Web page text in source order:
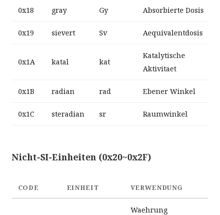
0x18 gray Gy Absorbierte Dosis
0x19 sievert Sv Aequivalentdosis
0x1A katal kat
Katalytische
Aktivitaet
0x1B radian rad Ebener Winkel
0x1C steradian sr Raumwinkel
Nicht-SI-Einheiten (0x20~0x2F)
CODE EINHEIT VERWENDUNG
Waehrung